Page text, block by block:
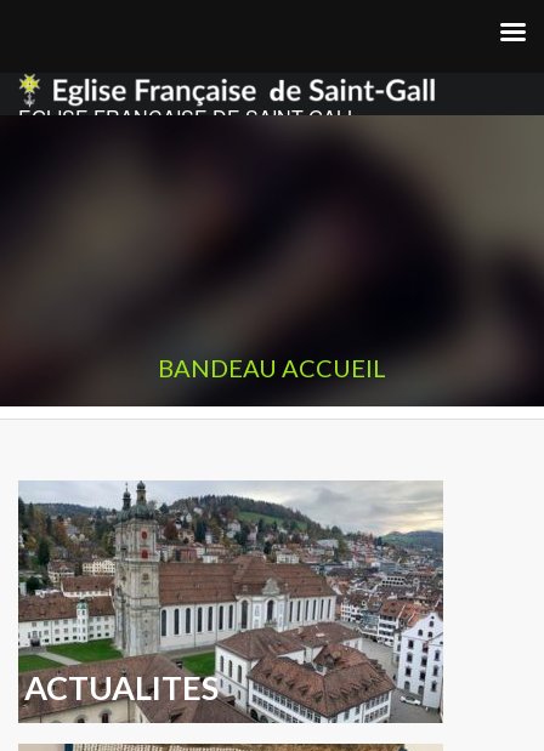
EGLISE FRANCAISE DE SAINT GALL
BANDEAU ACCUEIL
ACTUALITES